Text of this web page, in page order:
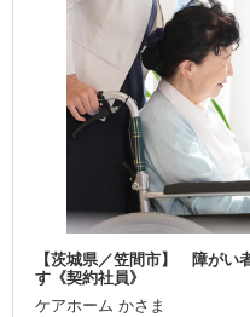
【茨城県／笠間市】 障がい
す《契約社員》
ケアホーム かさま